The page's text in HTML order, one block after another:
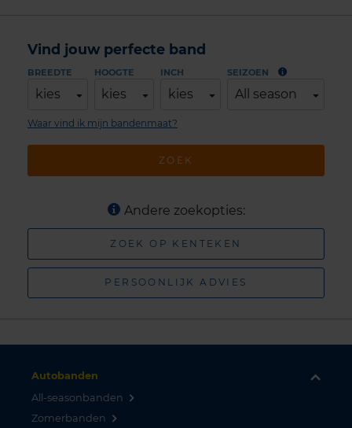
Vind jouw perfecte band
BREEDTE
kies
HOOGTE
kies
INCH
kies
SEIZOEN
All season
ZOEK
Waar vind ik mijn bandenmaat?
Andere zoekopties:
ZOEK OP KENTEKEN
PERSOONLIJK ADVIES
Autobanden
All-seasonbanden
Zomerbanden